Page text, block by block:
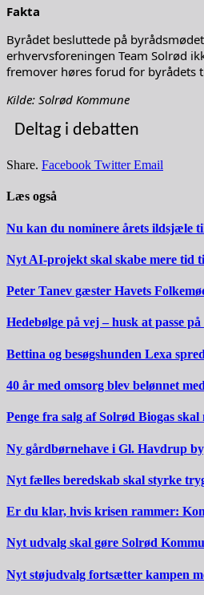
Fakta
Byrådet besluttede på
erhvervsforeningen Team Solrød
fremover høres forud for byrådets
Kilde: Solrød Kommune
Deltag i debatten
Share. Facebook Twitter Email
Læs også
Nu kan du nominere årets ildsjæle
Nyt AI-projekt skal skabe mere tid
Peter Tanev gæster Havets
Hedebølge på vej – husk at passe
Bettina og besøgshunden Lexa
40 år med omsorg blev belønnet
Penge fra salg af Solrød Biogas
Ny gårdbørnehave i Gl. Havdrup
Nyt fælles beredskab skal styrke
Er du klar, hvis krisen rammer:
Nyt udvalg skal gøre Solrød
Nyt støjudvalg fortsætter kampen